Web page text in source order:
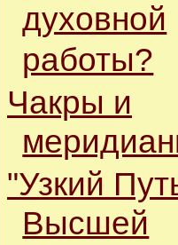
духовной
работы?
Чакры и
"Узкий
Высшей